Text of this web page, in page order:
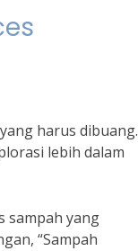
harus dibuang.
lebih dalam
sampah yang
“Sampah